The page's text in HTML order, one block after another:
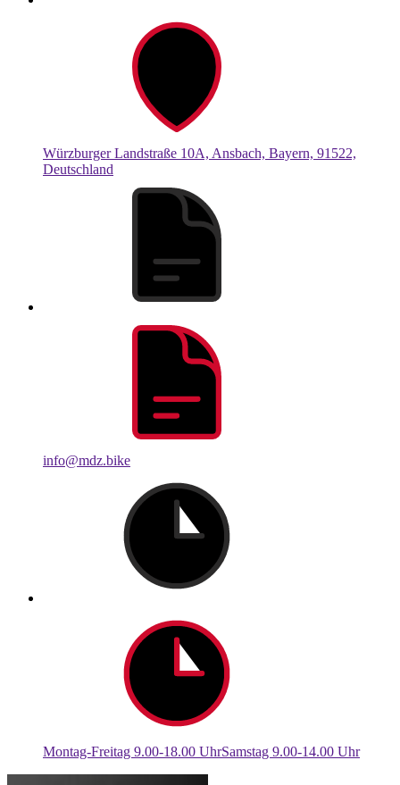
Würzburger Landstraße 10A, Ansbach, Bayern, 91522,
Deutschland
info@mdz.bike
Montag-Freitag 9.00-18.00 UhrSamstag 9.00-14.00 Uhr